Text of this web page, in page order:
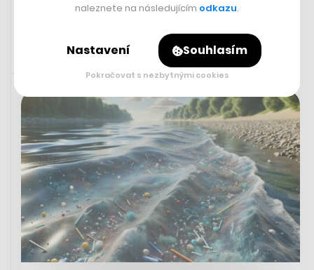
naleznete na následujícím odkazu.
Nastavení Souhlasím
Pokračovat s nezbytnými cookies